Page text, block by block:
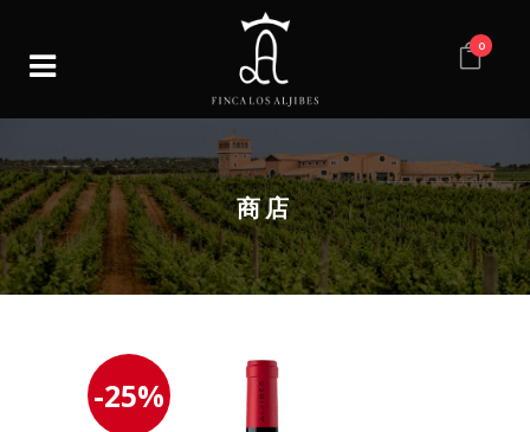
0
商店
-25%